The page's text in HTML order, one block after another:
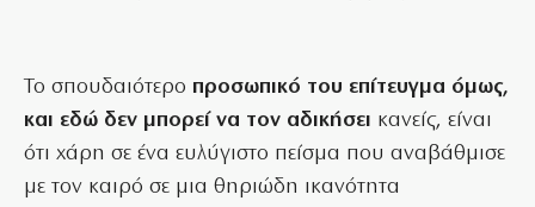
Το σπουδαιότερο προσωπικό του επίτευγμα όμως,
και εδώ δεν μπορεί να τον αδικήσει κανείς, είναι
ότι χάρη σε ένα ευλύγιστο πείσμα που αναβάθμισε
με τον καιρό σε μια θηριώδη ικανότητα